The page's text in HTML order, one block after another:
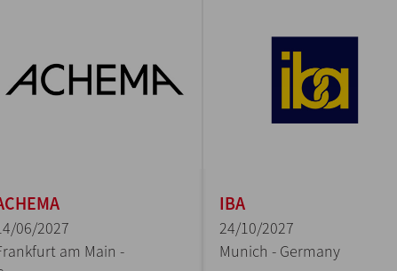
06/2027
am Main -
IBA
24/10/2027
Munich - Germany